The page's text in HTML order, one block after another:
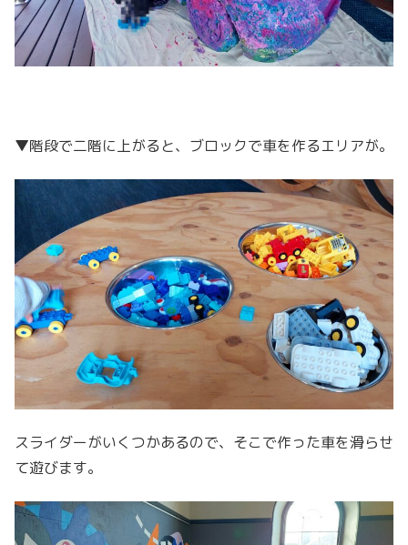
▼階段で二階に上がると、ブロックで車を作るエリアが。
スライダーがいくつかあるので、そこで作った車を滑らせ
て遊びます。